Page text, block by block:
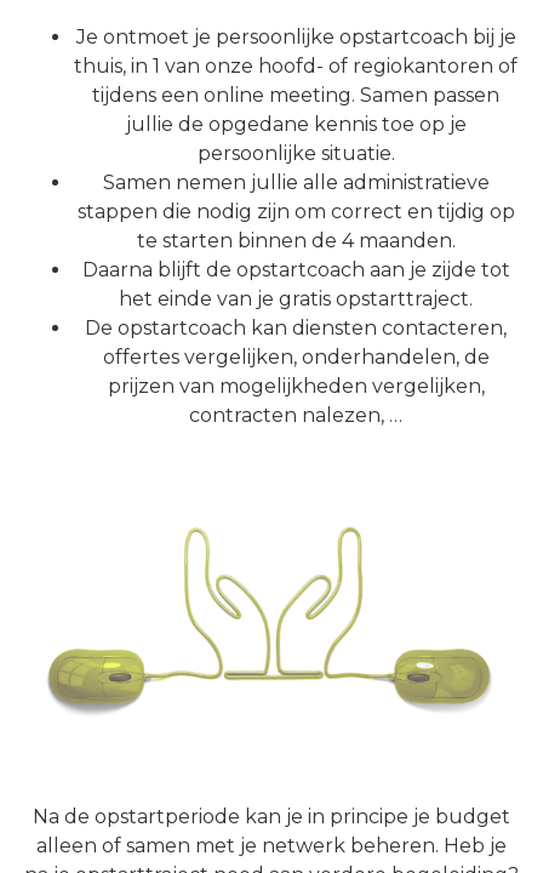
Je ontmoet je persoonlijke opstartcoach bij je
thuis, in 1 van onze hoofd- of regiokantoren of
tijdens een online meeting. Samen passen
jullie de opgedane kennis toe op je
persoonlijke situatie.
Samen nemen jullie alle administratieve
stappen die nodig zijn om correct en tijdig op
te starten binnen de 4 maanden.
Daarna blijft de opstartcoach aan je zijde tot
het einde van je gratis opstarttraject.
De opstartcoach kan diensten contacteren,
offertes vergelijken, onderhandelen, de
prijzen van mogelijkheden vergelijken,
contracten nalezen, …
Na de opstartperiode kan je in principe je budget
alleen of samen met je netwerk beheren. Heb je